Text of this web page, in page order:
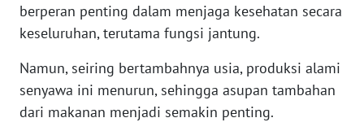
berperan penting dalam menjaga kesehatan secara
keseluruhan, terutama fungsi jantung.
Namun, seiring bertambahnya usia, produksi alami
senyawa ini menurun, sehingga asupan tambahan
dari makanan menjadi semakin penting.
REDAKSI
KARIR
DISCLAIMER